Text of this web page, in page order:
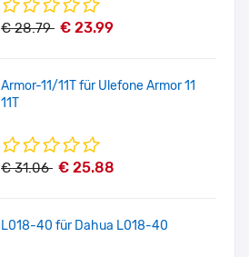
€ 28.79 € 23.99
Armor-11/11T für Ulefone Armor 11
11T
€ 31.06 € 25.88
L018-40 für Dahua L018-40